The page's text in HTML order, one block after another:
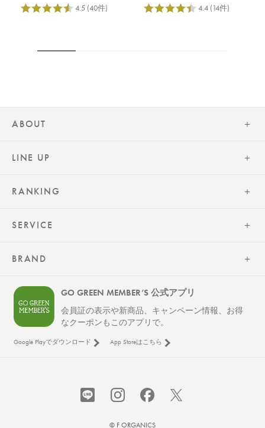
ABOUT
LINE UP
RANKING
SERVICE
BRAND
GO GREEN MEMBER’S 公式アプリ
会員証の表示や新商品、キャンペーン情報、お得
なクーポンもこのアプリで。
Google Playでダウンロード App Storeはこちら
© F ORGANICS